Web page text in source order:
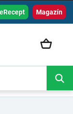
Magazín
eRecept